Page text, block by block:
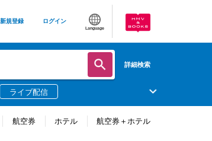
新規登録 ログイン
Language
詳細検索
ライブ配信
航空券 ホテル 航空券＋ホテル